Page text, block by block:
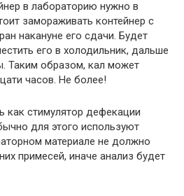
в лабораторию нужно в
замораживать контейнер с
накануне его сдачи. Будет
его в холодильник, дальше
Таким образом, кал может
часов. Не более!
как стимулятор дефекации
для этого используют
материале не должно
примесей, иначе анализ будет